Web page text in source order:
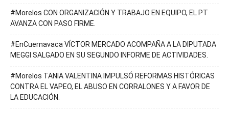
#Morelos CON ORGANIZACIÓN Y TRABAJO EN EQUIPO, EL PT
AVANZA CON PASO FIRME.
#EnCuernavaca VÍCTOR MERCADO ACOMPAÑA A LA DIPUTADA
MEGGI SALGADO EN SU SEGUNDO INFORME DE ACTIVIDADES.
#Morelos TANIA VALENTINA IMPULSÓ REFORMAS HISTÓRICAS
CONTRA EL VAPEO, EL ABUSO EN CORRALONES Y A FAVOR DE
LA EDUCACIÓN.